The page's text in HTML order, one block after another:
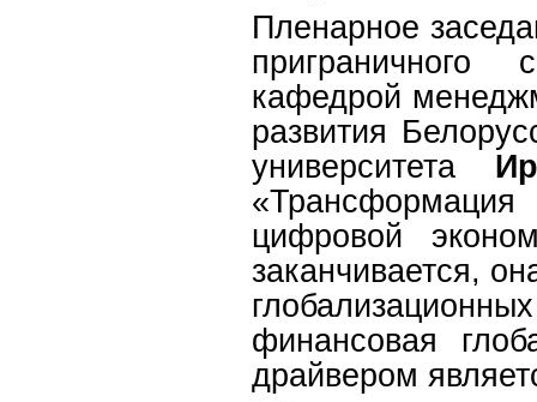
Пленарное
приграничного
кафедрой
развития
университета
«Трансформация
цифровой
заканчивается,
финансовая
драйвером